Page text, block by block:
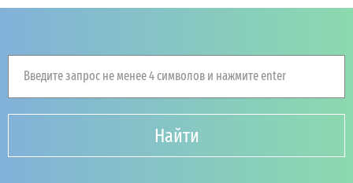
Введите запрос не менее 4 символов и нажмите enter
Найти